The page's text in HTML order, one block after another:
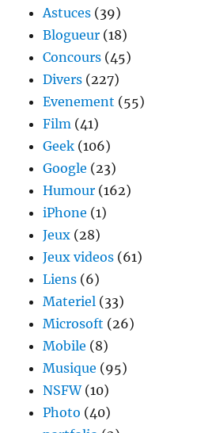
Astuces (39)
Blogueur (18)
Concours (45)
Divers (227)
Evenement (55)
Film (41)
Geek (106)
Google (23)
Humour (162)
iPhone (1)
Jeux (28)
Jeux videos (61)
Liens (6)
Materiel (33)
Microsoft (26)
Mobile (8)
Musique (95)
NSFW(10)
Photo (40)